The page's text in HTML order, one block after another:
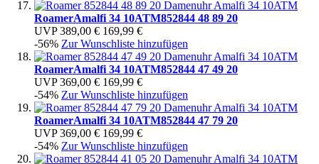
RoamerAmalfi 34 10ATM852844 48 89 20
UVP 389,00 € 169,99 €
-56% Zur Wunschliste hinzufügen
RoamerAmalfi 34 10ATM852844 47 49 20
UVP 369,00 € 169,99 €
-54% Zur Wunschliste hinzufügen
RoamerAmalfi 34 10ATM852844 47 79 20
UVP 369,00 € 169,99 €
-54% Zur Wunschliste hinzufügen